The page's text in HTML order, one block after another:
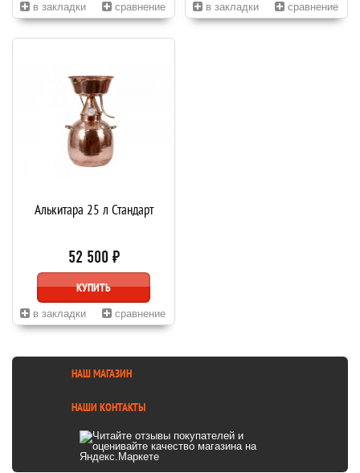
в закладки сравнение в закладки сравнение
Алькитара 25 л Стандарт
52 500 ₽
КУПИТЬ
в закладки сравнение
НАШ МАГАЗИН
НАШИ КОНТАКТЫ